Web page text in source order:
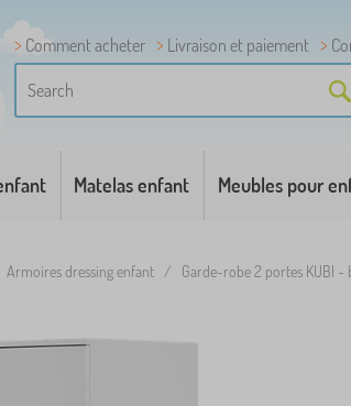
Comment acheter Livraison et paiement
Matelas enfant Meubles pour
Armoires dressing enfant / Garde-robe 2 portes KUBI -